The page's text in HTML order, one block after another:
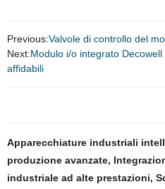
Previous:Valvole di controllo del
Next:Modulo i/o integrato
affidabili
Apparecchiature industriali
produzione avanzate,
industriale ad alte prestazioni,